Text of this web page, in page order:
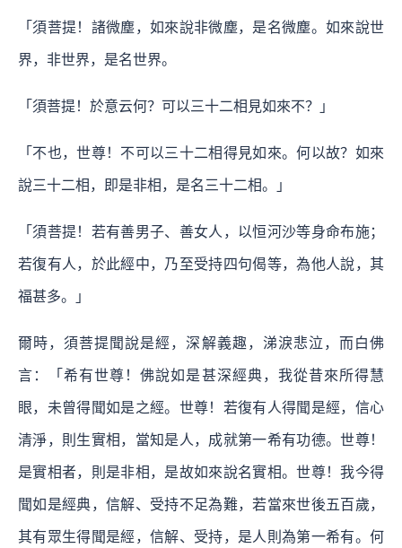
「須菩提！諸微塵，如來說非微塵，是名微塵。如來說世
界，非世界，是名世界。
「須菩提！於意云何？可以三十二相見如來不？」
「不也，世尊！不可以三十二相得見如來。何以故？如來
說三十二相，即是非相，是名三十二相。」
「須菩提！若有善男子、善女人，以恒河沙等身命布施；
若復有人，於此經中，乃至受持四句偈等，為他人說，其
福甚多。」
爾時，須菩提聞說是經，深解義趣，涕淚悲泣，而白佛
言：「希有世尊！佛說如是甚深經典，我從昔來所得慧
眼，未曾得聞如是之經。世尊！若復有人得聞是經，信心
清淨，則生實相，當知是人，成就第一希有功德。世尊！
是實相者，則是非相，是故如來說名實相。世尊！我今得
聞如是經典，信解、受持不足為難，若當來世後五百歲，
其有眾生得聞是經，信解、受持，是人則為第一希有。何